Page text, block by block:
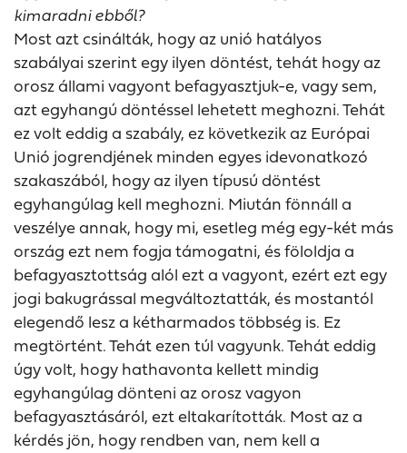
kimaradni ebből?
Most azt csinálták, hogy az unió hatályos
szabályai szerint egy ilyen döntést, tehát hogy az
orosz állami vagyont befagyasztjuk-e, vagy sem,
azt egyhangú döntéssel lehetett meghozni. Tehát
ez volt eddig a szabály, ez következik az Európai
Unió jogrendjének minden egyes idevonatkozó
szakaszából, hogy az ilyen típusú döntést
egyhangúlag kell meghozni. Miután fönnáll a
veszélye annak, hogy mi, esetleg még egy-két más
ország ezt nem fogja támogatni, és föloldja a
befagyasztottság alól ezt a vagyont, ezért ezt egy
jogi bakugrással megváltoztatták, és mostantól
elegendő lesz a kétharmados többség is. Ez
megtörtént. Tehát ezen túl vagyunk. Tehát eddig
úgy volt, hogy hathavonta kellett mindig
egyhangúlag dönteni az orosz vagyon
befagyasztásáról, ezt eltakarították. Most az a
kérdés jön, hogy rendben van, nem kell a